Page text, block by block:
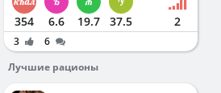
354 6.6 19.7 37.5 2
3
6
Лучшие рационы